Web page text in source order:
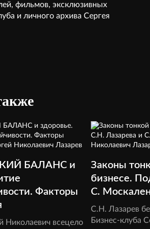
фильмов, эксклюзивных
и личного архива Сергея
БАЛАНС и
Факторы
Николаевич всецело
Законы
бизнесе.
С.
С.Н. Лазарев
Бизнес-клуба